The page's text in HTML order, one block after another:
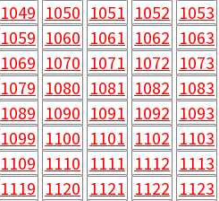
1049 1050 1051 1052 1053
1059 1060 1061 1062 1063
1069 1070 1071 1072 1073
1079 1080 1081 1082 1083
1089 1090 1091 1092 1093
1099 1100 1101 1102 1103
1109 1110 1111 1112 1113
1119 1120 1121 1122 1123